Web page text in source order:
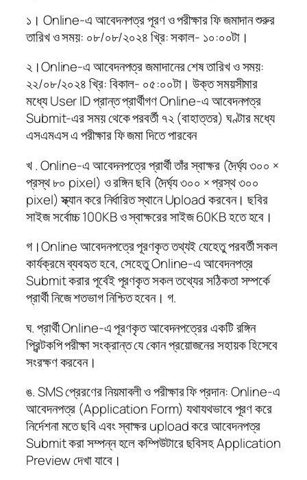
১। Online-এ আবেদনপত্র পূরণ ও পরীক্ষার ফি জমাদান শুরুর
তারিখ ও সময়: ০৮/০৮/২০২৪ খ্রি: সকাল- ১০:০০টা।
২।Online-এ আবেদনপত্র জমাদানের শেষ তারিখ ও সময়:
২২/০৮/২০২৪ খ্রি: বিকাল- ০৫:০০টা। উক্ত সময়সীমার
মধ্যে User ID প্রান্ত প্রার্থীগণ Online-এ আবেদনপত্র
Submit-এর সময় থেকে পরবর্তী ৭২ (বাহাত্তর) ঘণ্টার মধ্যে
এসএমএস এ পরীক্ষার ফি জমা দিতে পারবেন
খ . Online-এ আবেদনপত্রে প্রার্থী তাঁর স্বাক্ষর (দৈর্ঘ্য ৩০০ ×
প্রস্থ ৮০ pixel) ও রঙ্গিন ছবি (দৈর্ঘ্য ৩০০ × প্রস্থ ৩০০
pixel) স্ক্যান করে নির্ধারিত স্থানে Upload করবেন। ছবির
সাইজ সর্বোচ্চ 100KB ও স্বাক্ষরের সাইজ 60KB হতে হবে।
গ।Online আবেদনপত্রে পূরণকৃত তথ্যই যেহেতু পরবর্তী সকল
কার্যক্রমে ব্যবহৃত হবে, সেহেতু Online-এ আবেদনপত্র
Submit করার পূর্বেই পূরণকৃত সকল তথ্যের সঠিকতা সম্পর্কে
প্রার্থী নিজে শতভাগ নিশ্চিত হবেন। গ.
ঘ. প্রার্থী Online-এ পূরণকৃত আবেদনপত্রের একটি রঙ্গিন
প্রিন্টকপি পরীক্ষা সংক্রান্ত যে কোন প্রয়োজনের সহায়ক হিসেবে
সংরক্ষণ করবেন।
ঙ. SMS প্রেরণের নিয়মাবলী ও পরীক্ষার ফি প্রদান: Online-এ
আবেদনপত্র (Application Form) যথাযথভাবে পূরণ করে
নির্দেশনা মতে ছবি এবং স্বাক্ষর upload করে আবেদনপত্র
Submit করা সম্পন্ন হলে কম্পিউটারে ছবিসহ Application
Preview দেখা যাবে।